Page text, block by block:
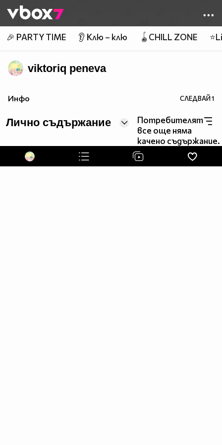
👾
🎉 PARTY TIME 👂 Клю – клю 🪀CHILL ZONE
viktoriq peneva
Инфо СЛЕДВАЙ1
Лично съдържание
Потребителят
все още няма
качено съдържание.